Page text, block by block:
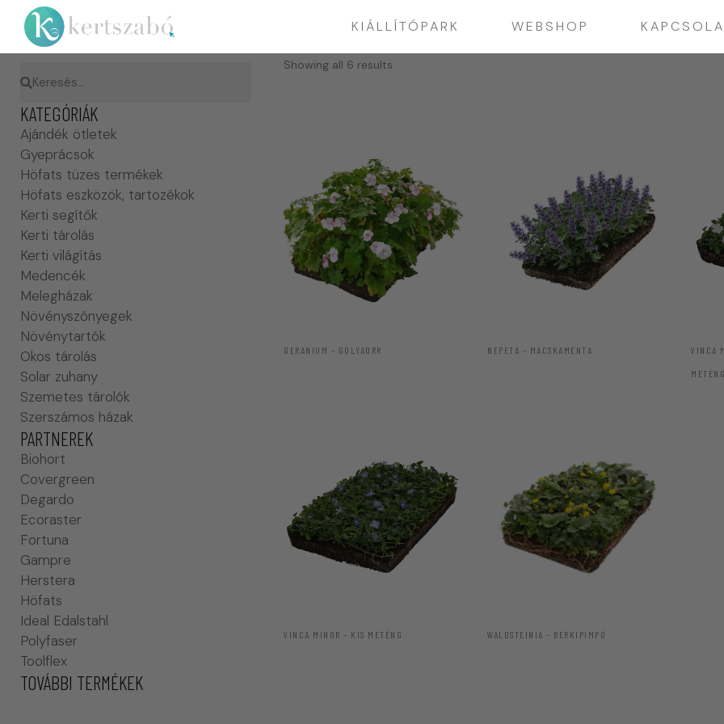
KIÁLLÍTÓPARK WEBSHOP
KATEGÓRIÁK
Ajándék ötletek
Gyeprácsok
Höfats tüzes termékek
Höfats eszközök, tartozékok
Kerti segítők
Kerti tárolás
Kerti világítás
Medencék
Melegházak
Növényszőnyegek
Növénytartók
Okos tárolás
Solar zuhany
Szemetes tárolók
Szerszámos házak
PARTNEREK
Biohort
Covergreen
Degardo
Ecoraster
Fortuna
Gampre
Herstera
Höfats
Ideal Edalstahl
Polyfaser
Toolflex
TOVÁBBI TERMÉKEK
Showing all 6 results
GERANIUM – GÓLYAORR NEPETA – MACSKAMENTA VINCA
METÉNG
VINCA MINOR – KIS METÉNG WALDSTEINIA – BERKIPIMPÓ